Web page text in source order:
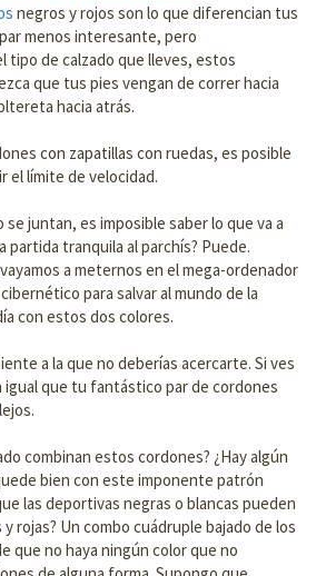
negros y rojos son lo que diferencian tus
menos interesante, pero
de calzado que lleves, estos
que tus pies vengan de correr hacia
hacia atrás.
con zapatillas con ruedas, es posible
el límite de velocidad.
se juntan, es imposible saber lo que va a
partida tranquila al parchís? Puede.
a meternos en el mega-ordenador
para salvar al mundo de la
con estos dos colores.
a la que no deberías acercarte. Si ves
que tu fantástico par de cordones
combinan estos cordones? ¿Hay algún
bien con este imponente patrón
las deportivas negras o blancas pueden
rojas? Un combo cuádruple bajado de los
que no haya ningún color que no